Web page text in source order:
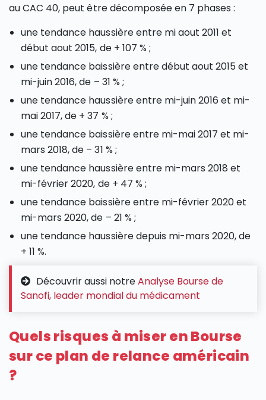
au CAC 40, peut être décomposée en 7 phases :
une tendance haussière entre mi aout 2011 et
début aout 2015, de + 107 % ;
une tendance baissière entre début aout 2015 et
mi-juin 2016, de – 31 % ;
une tendance haussière entre mi-juin 2016 et mi-
mai 2017, de + 37 % ;
une tendance baissière entre mi-mai 2017 et mi-
mars 2018, de – 31 % ;
une tendance haussière entre mi-mars 2018 et
mi-février 2020, de + 47 % ;
une tendance baissière entre mi-février 2020 et
mi-mars 2020, de – 21 % ;
une tendance haussière depuis mi-mars 2020, de
+ 11 %.
Découvrir aussi notreAnalyse Bourse de
Sanofi, leader mondial du médicament
Quels risques à miser en Bourse
sur ce plan de relance américain
?